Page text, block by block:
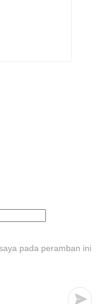
pada peramban ini